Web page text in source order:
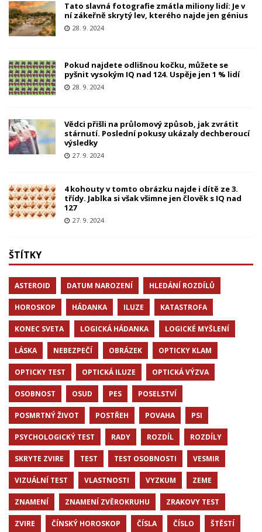
Tato slavná fotografie zmátla miliony lidí: Je v
ní zákeřně skrytý lev, kterého najde jen génius
28. 9. 2024
Pokud najdete odlišnou kočku, můžete se
pyšnit vysokým IQ nad 124. Uspěje jen 1 % lidí
28. 9. 2024
Vědci přišli na průlomový způsob, jak zvrátit
stárnutí. Poslední pokusy ukázaly dechberoucí
výsledky
27. 9. 2024
4 kohouty v tomto obrázku najde i dítě ze 3.
třídy. Jablka si však všimne jen člověk s IQ nad
127
27. 9. 2024
ŠTÍTKY
ASTEROID DATUM NAROZENÍ HLEDÁNÍ ROZDÍLŮ
HOROSKOP HÁDANKA ILUZE KATASTROFA
KONEC SVETA LOGICKÁ HÁDANKA LOGICKÉ MYŠLENÍ
LÁSKA NEBEZPEČÍ OBRÁZEK OPTICKY KLAM
OPTICKY TEST OPTICKÁ ILUZE OPTICKÁ VÝZVA
OSOBNOST OSUD PES POSELSTVÍ
POSMRTNÝ ŽIVOT POSTŘEH POVAHA PSI
PSYCHOLOGICKÝ TEST RADY ROZDÍL ROZDÍLY
SKRYTE ZVIRE TEST TEST OSOBNOSTI VESMIR
VIZUÁLNÍ TEST VLASTNOSTI VYZKUM ZEME
ZNAMENÍ ZNAMENÍ ZVĚROKRUHU ZRAKOVY TEST
ZVIRE ČÍNSKÝ HOROSKOP ČÍSLA ČÍSLO ŠTĚSTÍ